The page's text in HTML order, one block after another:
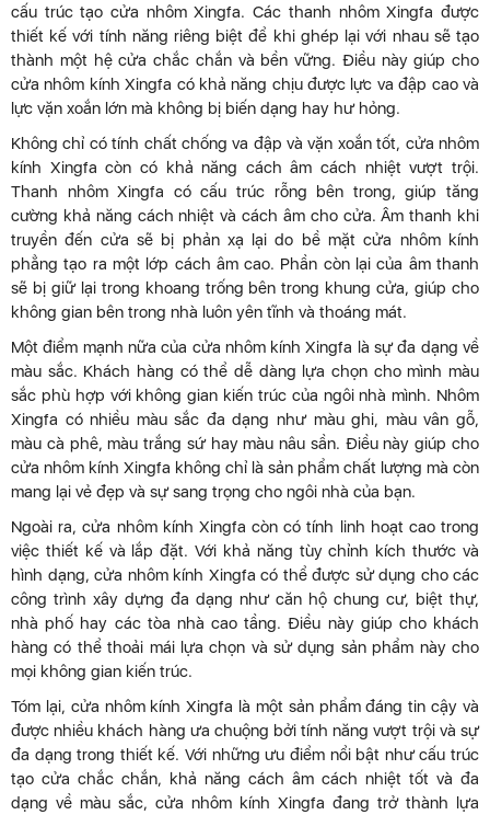
cấu trúc tạo cửa nhôm Xingfa. Các thanh nhôm Xingfa được
thiết kế với tính năng riêng biệt để khi ghép lại với nhau sẽ tạo
thành một hệ cửa chắc chắn và bền vững. Điều này giúp cho
cửa nhôm kính Xingfa có khả năng chịu được lực va đập cao và
lực vặn xoắn lớn mà không bị biến dạng hay hư hỏng.
Không chỉ có tính chất chống va đập và vặn xoắn tốt, cửa nhôm
kính Xingfa còn có khả năng cách âm cách nhiệt vượt trội.
Thanh nhôm Xingfa có cấu trúc rỗng bên trong, giúp tăng
cường khả năng cách nhiệt và cách âm cho cửa. Âm thanh khi
truyền đến cửa sẽ bị phản xạ lại do bề mặt cửa nhôm kính
phẳng tạo ra một lớp cách âm cao. Phần còn lại của âm thanh
sẽ bị giữ lại trong khoang trống bên trong khung cửa, giúp cho
không gian bên trong nhà luôn yên tĩnh và thoáng mát.
Một điểm mạnh nữa của cửa nhôm kính Xingfa là sự đa dạng về
màu sắc. Khách hàng có thể dễ dàng lựa chọn cho mình màu
sắc phù hợp với không gian kiến trúc của ngôi nhà mình. Nhôm
Xingfa có nhiều màu sắc đa dạng như màu ghi, màu vân gỗ,
màu cà phê, màu trắng sứ hay màu nâu sần. Điều này giúp cho
cửa nhôm kính Xingfa không chỉ là sản phẩm chất lượng mà còn
mang lại vẻ đẹp và sự sang trọng cho ngôi nhà của bạn.
Ngoài ra, cửa nhôm kính Xingfa còn có tính linh hoạt cao trong
việc thiết kế và lắp đặt. Với khả năng tùy chỉnh kích thước và
hình dạng, cửa nhôm kính Xingfa có thể được sử dụng cho các
công trình xây dựng đa dạng như căn hộ chung cư, biệt thự,
nhà phố hay các tòa nhà cao tầng. Điều này giúp cho khách
hàng có thể thoải mái lựa chọn và sử dụng sản phẩm này cho
mọi không gian kiến trúc.
Tóm lại, cửa nhôm kính Xingfa là một sản phẩm đáng tin cậy và
được nhiều khách hàng ưa chuộng bởi tính năng vượt trội và sự
đa dạng trong thiết kế. Với những ưu điểm nổi bật như cấu trúc
tạo cửa chắc chắn, khả năng cách âm cách nhiệt tốt và đa
dạng về màu sắc, cửa nhôm kính Xingfa đang trở thành lựa